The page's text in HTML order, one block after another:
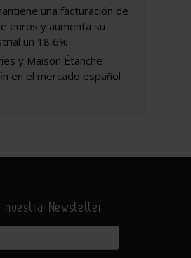
una facturación de
euros y aumenta su
un 18,6%
y Maison Étanche
en el mercado español
nuestra Newsletter